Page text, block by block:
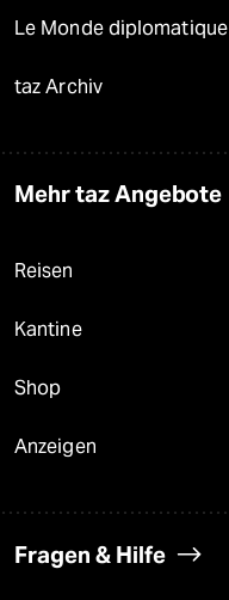
Le Monde diplomatique
taz Archiv
Mehr taz Angebote
Reisen
Kantine
Shop
Anzeigen
Fragen & Hilfe